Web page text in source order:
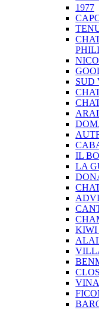
1977
SUD
IL
LA
KIWI